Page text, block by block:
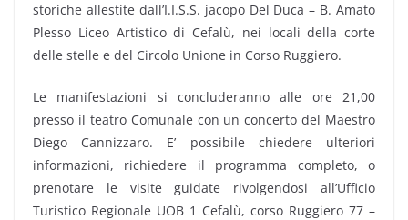
storiche allestite dall’I.I.S.S. jacopo Del Duca – B. Amato
Plesso Liceo Artistico di Cefalù, nei locali della corte
delle stelle e del Circolo Unione in Corso Ruggiero.
Le manifestazioni si concluderanno alle ore 21,00
presso il teatro Comunale con un concerto del Maestro
Diego Cannizzaro. E’ possibile chiedere ulteriori
informazioni, richiedere il programma completo, o
prenotare le visite guidate rivolgendosi all’Ufficio
Turistico Regionale UOB 1 Cefalù, corso Ruggiero 77 –